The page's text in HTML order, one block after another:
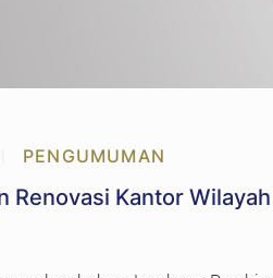
PENGUMUMAN
Renovasi Kantor Wilayah